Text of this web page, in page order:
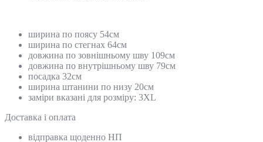
ширина по поясу 54см
ширина по стегнах 64см
довжина по зовнішньому шву 109см
довжина по внутрішньому шву 79см
посадка 32см
ширина штанини по низу 20см
заміри вказані для розміру: 3XL
Доставка і оплата
відправка щоденно НП